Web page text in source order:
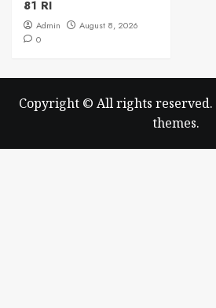
81 RI
Admin
August 8, 2026
0
Copyright © All rights reserved.
themes.